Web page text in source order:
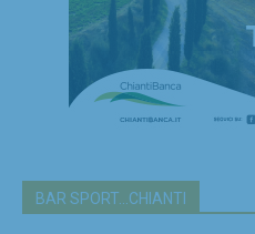
BAR SPORT...CHIANTI